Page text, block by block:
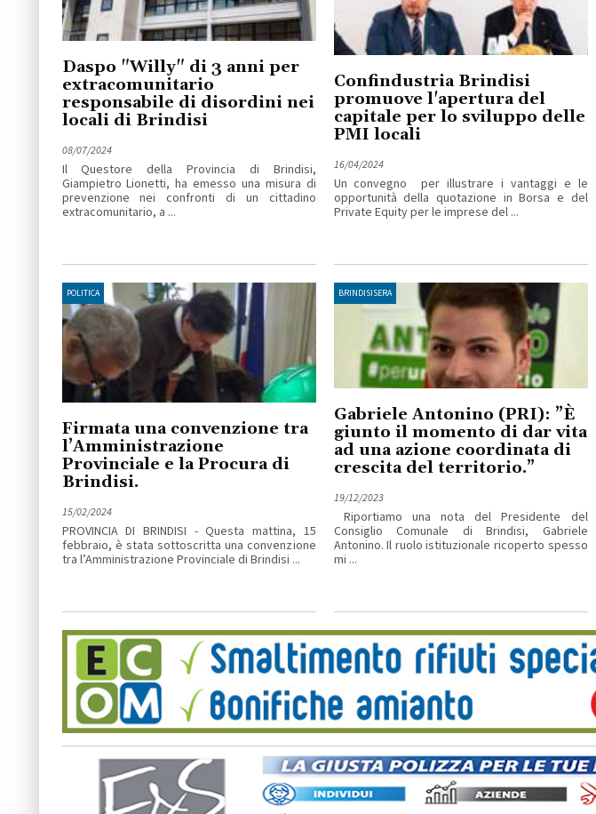
Daspo "Willy" di 3 anni per
extracomunitario
responsabile di disordini nei
locali di Brindisi
08/07/2024
Il Questore della Provincia di Brindisi,
Giampietro Lionetti, ha emesso una misura di
prevenzione nei confronti di un cittadino
extracomunitario, a ...
Confindustria Brindisi
promuove l'apertura del
capitale per lo sviluppo delle
PMI locali
16/04/2024
Un convegno per illustrare i vantaggi e le
opportunità della quotazione in Borsa e del
Private Equity per le imprese del ...
POLITICA
Firmata una convenzione tra
l’Amministrazione
Provinciale e la Procura di
Brindisi.
15/02/2024
PROVINCIA DI BRINDISI - Questa mattina, 15
febbraio, è stata sottoscritta una convenzione
tra l’Amministrazione Provinciale di Brindisi ...
BRINDISISERA
Gabriele Antonino (PRI): ”È
giunto il momento di dar vita
ad una azione coordinata di
crescita del territorio.”
19/12/2023
Riportiamo una nota del Presidente del
Consiglio Comunale di Brindisi, Gabriele
Antonino. Il ruolo istituzionale ricoperto spesso
mi ...